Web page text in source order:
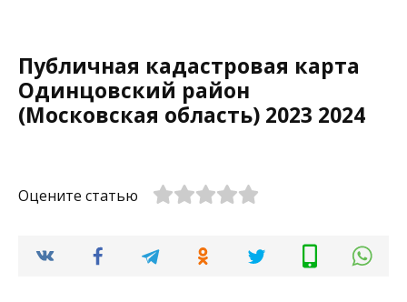
Публичная кадастровая карта
Одинцовский район
(Московская область) 2023 2024
Оцените статью